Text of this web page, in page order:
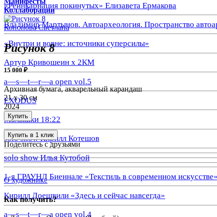
«Реинкарнация покинутых» Елизавета Ермакова
Владимир Мартынов. Автоархеология. Пространство
«Внутри и вовне: источники суперсилы»
Артур Кривошеин х 2КМ
a—s—t—r—a open vol.5
EXODUS
Малышки 18:22
solo show Кирилл Котешов
solo show Илья Кутобой
1-я ГРАУНД Биеннале «Текстиль в современном искусстве»
Кирилл Доешвили «Здесь и сейчас навсегда»
a—s—t—r—a open vol.4
Коллаборации
Кононова Светлана
Рисунок 8
15 000 ₽
Архивная бумага, акварельный карандаш
21 х 30 см
2024
Купить
Купить в 1 клик
Поделитесь с друзьями
О художнике
Как получить?